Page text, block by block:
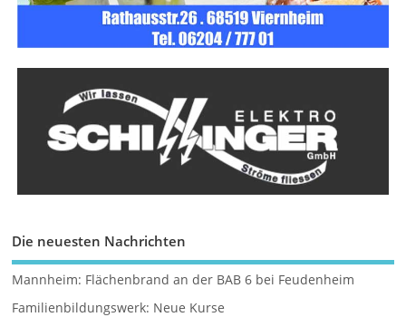
Die neuesten Nachrichten
Mannheim: Flächenbrand an der BAB 6 bei Feudenheim
Familienbildungswerk: Neue Kurse